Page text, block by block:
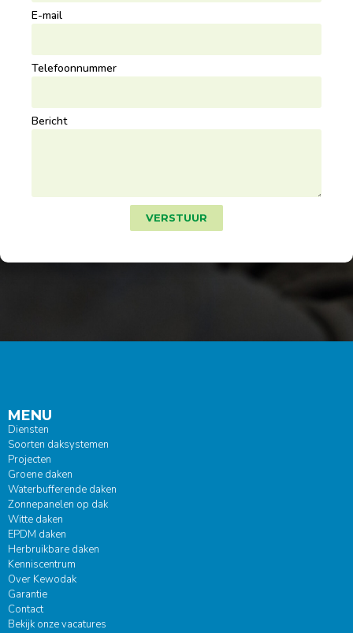
E-mail
Telefoonnummer
Bericht
VERSTUUR
MENU
Diensten
Soorten daksystemen
Projecten
Groene daken
Waterbufferende daken
Zonnepanelen op dak
Witte daken
EPDM daken
Herbruikbare daken
Kenniscentrum
Over Kewodak
Garantie
Contact
Bekijk onze vacatures